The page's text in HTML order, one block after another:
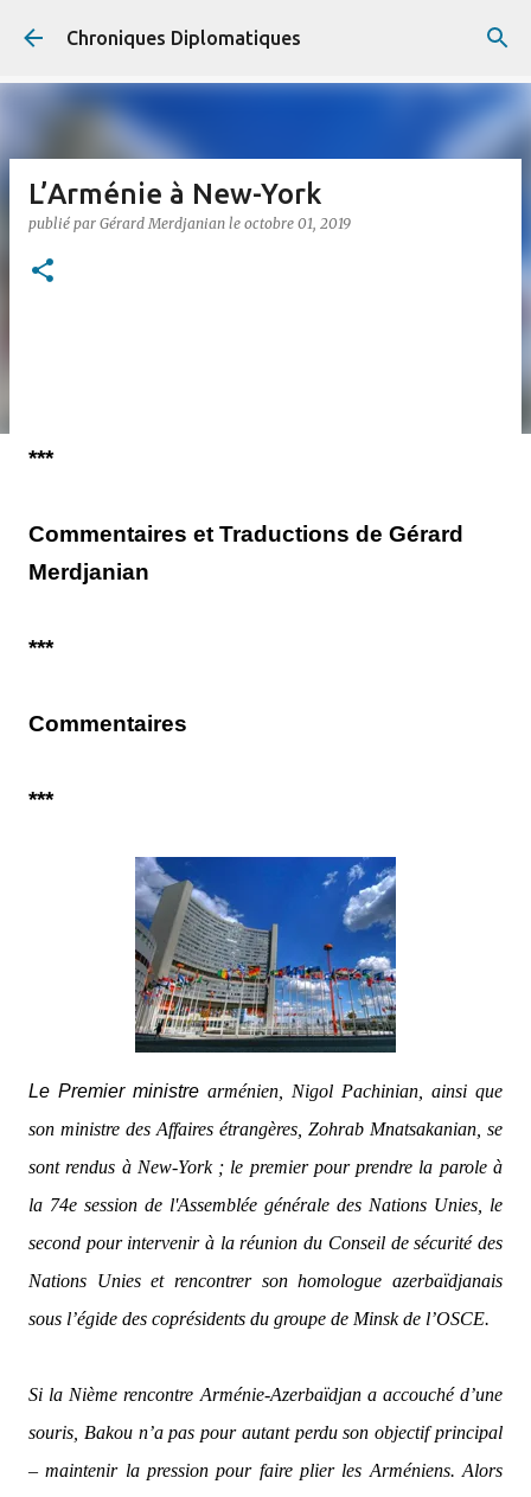
Accéder au contenu principal
Chroniques Diplomatiques
L’Arménie à New-York
publié par Gérard Merdjanian le octobre 01, 2019
***
Commentaires et Traductions de Gérard
Merdjanian
***
Commentaires
***
Le Premier ministre arménien, Nigol Pachinian, ainsi que
son ministre des Affaires étrangères, Zohrab Mnatsakanian, se
sont rendus à New-York ; le premier pour prendre la parole à
la 74e session de l'Assemblée générale des Nations Unies, le
second pour intervenir à la réunion du Conseil de sécurité des
Nations Unies et rencontrer son homologue azerbaïdjanais
sous l’égide des coprésidents du groupe de Minsk de l’OSCE.
Si la Nième rencontre Arménie-Azerbaïdjan a accouché d’une
souris, Bakou n’a pas pour autant perdu son objectif principal
– maintenir la pression pour faire plier les Arméniens. Alors